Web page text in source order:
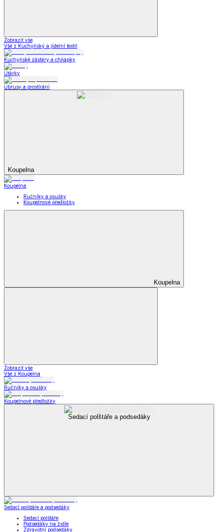
Zobrazit vše
Vše z Kuchyňský a jídelní textil
Kuchyňské zástěry a chňapky
Utěrky
Ubrusy a prostírání
Koupelna
Koupelna
Ručníky a osušky
Koupelnové předložky
Koupelna
Zobrazit vše
Vše z Koupelna
Ručníky a osušky
Koupelnové předložky
Sedací polštáře a podsedáky
Sedací polštáře a podsedáky
Sedací polštáře
Podsedáky na židle
Zdravotní podsedáky